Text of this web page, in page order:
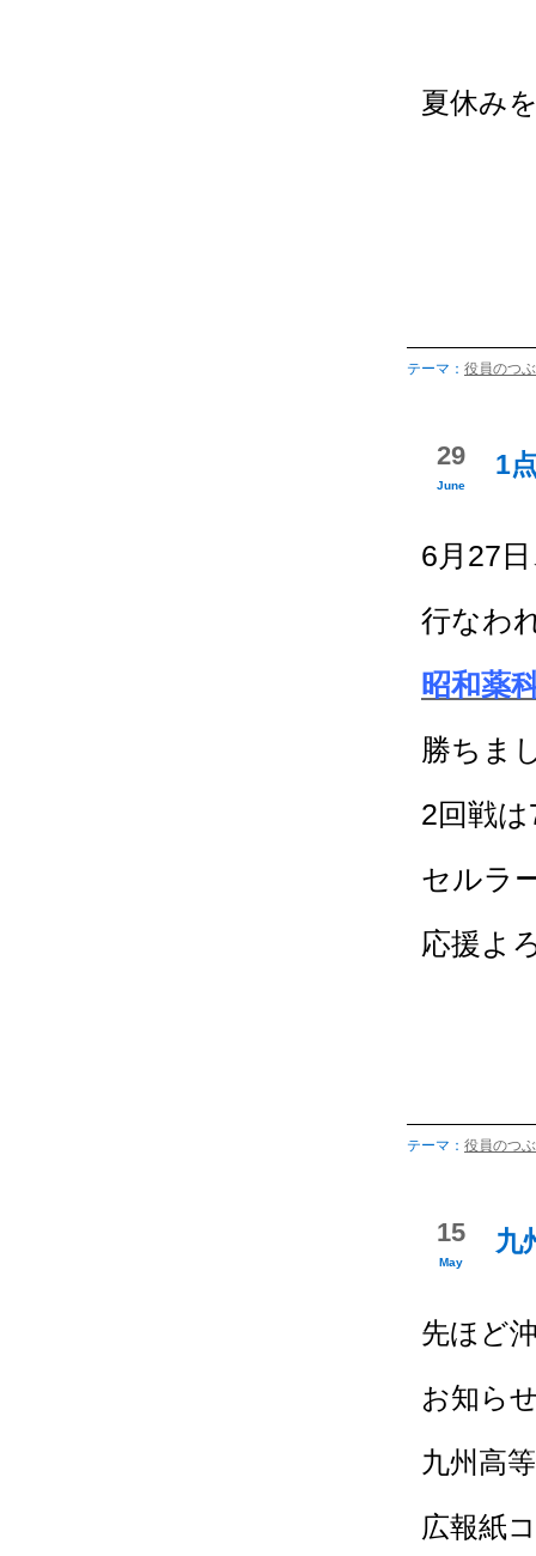
夏休み
テーマ： 役員のつ
1
29
June
6月27
行なわ
昭和薬
勝ちま
2回戦
セルラ
応援よ
テーマ： 役員のつ
九
15
May
先ほど
お知ら
九州高
広報紙